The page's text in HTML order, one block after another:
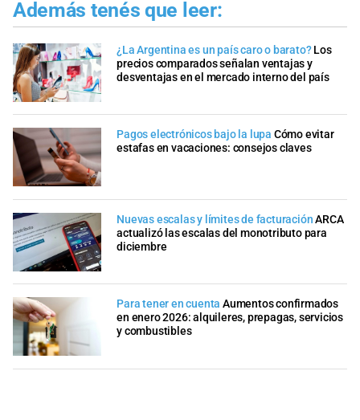
Además tenés que leer:
¿La Argentina es un país caro o barato? Los
precios comparados señalan ventajas y
desventajas en el mercado interno del país
Pagos electrónicos bajo la lupa Cómo evitar
estafas en vacaciones: consejos claves
Nuevas escalas y límites de facturaciónARCA
actualizó las escalas del monotributo para
diciembre
Para tener en cuenta Aumentos confirmados
en enero 2026: alquileres, prepagas, servicios
y combustibles